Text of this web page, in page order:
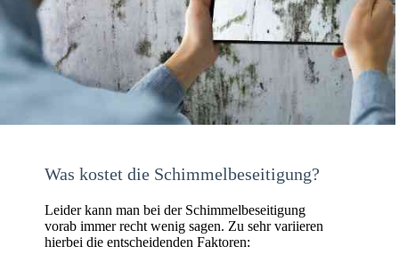
Was kostet die Schimmelbeseitigung?
Leider kann man bei der Schimmelbeseitigung
vorab immer recht wenig sagen. Zu sehr variieren
hierbei die entscheidenden Faktoren: